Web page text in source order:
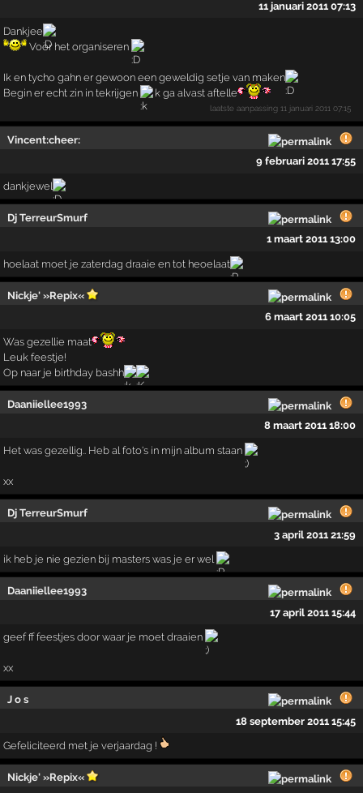
11 januari 2011 07:13
Dankjee
Voor het organiseren
Ik en tycho gahn er gewoon een geweldig setje van maken
Begin er echt zin in tekrijgen
k ga alvast aftelle
laatste aanpassing11 januari 2011 07:15
Vincent:cheer:
9 februari 2011 17:55
dankjewel
Dj TerreurSmurf
1 maart 2011 13:00
hoelaat moet je zaterdag draaie en tot heoelaat
Nickje' »Repix«
6 maart 2011 10:05
Was gezellie maat
Leuk feestje!
Op naar je birthday bashh
Daaniiellee1993
8 maart 2011 18:00
Het was gezellig.. Heb al foto's in mijn album staan
xx
Dj TerreurSmurf
3 april 2011 21:59
ik heb je nie gezien bij masters was je er wel
Daaniiellee1993
17 april 2011 15:44
geef ff feestjes door waar je moet draaien
xx
J o s
18 september 2011 15:45
Gefeliciteerd met je verjaardag !
Nickje' »Repix«